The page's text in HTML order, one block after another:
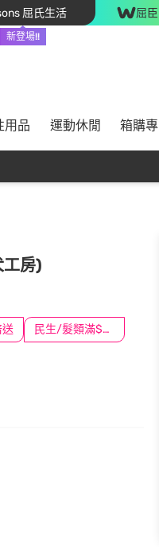
屈氏生活
新登場!!
屈
用品 運動休閒 箱購
房)
送 民生/髮類滿$388送舒潔冰巾